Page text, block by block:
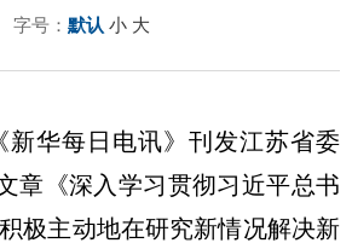
字号： 默认 小 大
新华每日电讯》刊发江苏省委
章《深入学习贯彻习近平总书
极主动地在研究新情况解决新